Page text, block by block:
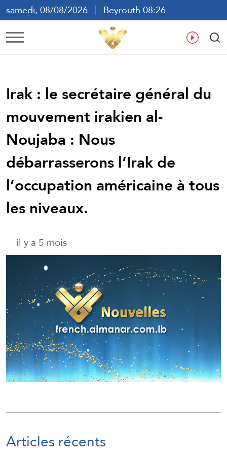
samedi, 08/08/2026
Beyrouth 08:26
ع
Irak : le secrétaire général du
mouvement irakien al-
Noujaba : Nous
débarrasserons l’Irak de
l’occupation américaine à tous
les niveaux.
il y a 5 mois
Articles récents